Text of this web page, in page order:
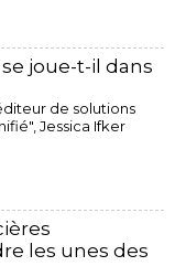
joue-t-il dans
de solutions
Jessica Ifker
les unes des